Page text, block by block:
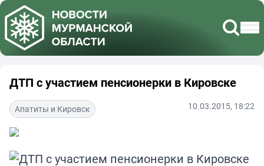
ДТП с участием пенсионерки в Кировске
Апатиты и Кировск 10.03.2015, 18:22